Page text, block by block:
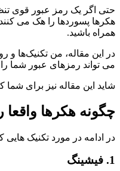
حتی اگر یک رمز عبور قوی
هکرها پسوردها را هک می
همراه باشید.
در این مقاله، من تکنیک‌ها و
می تواند رمزهای عبور شما را
شاید این مقاله نیز برای شما
چگونه هکرها
در ادامه در مورد تکنیک
1. فیشینگ